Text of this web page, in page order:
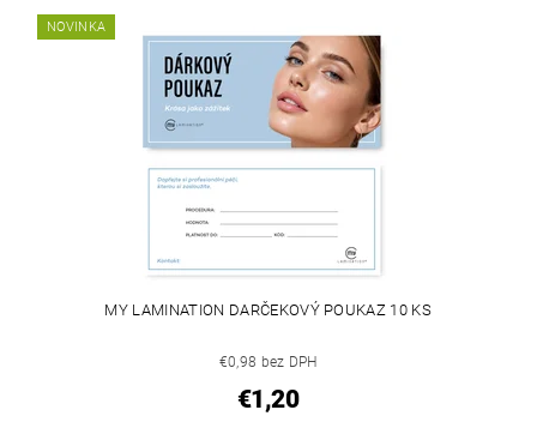
NOVINKA
MY LAMINATION DARČEKOVÝ POUKAZ 10 KS
€0,98 bez DPH
€1,20